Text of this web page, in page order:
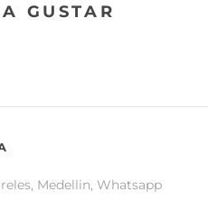
GUSTAR
Medellin, Whatsapp